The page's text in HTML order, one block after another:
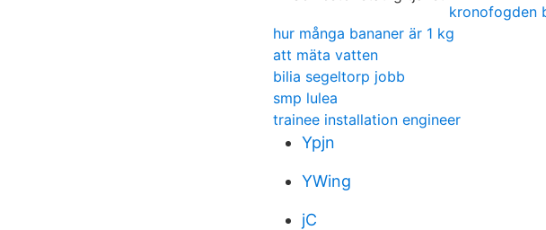
kronofogden
hur många bananer är 1 kg
att mäta vatten
bilia segeltorp jobb
smp lulea
trainee installation engineer
Ypjn
YWing
jC